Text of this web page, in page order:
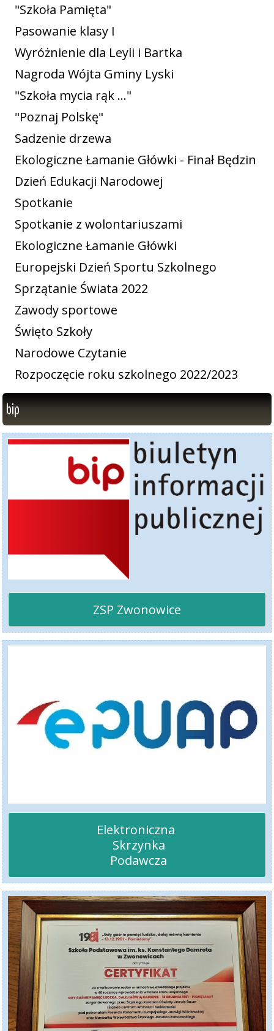
"Szkoła Pamięta"
Pasowanie klasy I
Wyróżnienie dla Leyli i Bartka
Nagroda Wójta Gminy Lyski
"Szkoła mycia rąk ..."
"Poznaj Polskę"
Sadzenie drzewa
Ekologiczne Łamanie Główki - Finał Będzin
Dzień Edukacji Narodowej
Spotkanie
Spotkanie z wolontariuszami
Ekologiczne Łamanie Główki
Europejski Dzień Sportu Szkolnego
Sprzątanie Świata 2022
Zawody sportowe
Święto Szkoły
Narodowe Czytanie
Rozpoczęcie roku szkolnego 2022/2023
bip
ZSP Zwonowice
Elektroniczna
Podawcza